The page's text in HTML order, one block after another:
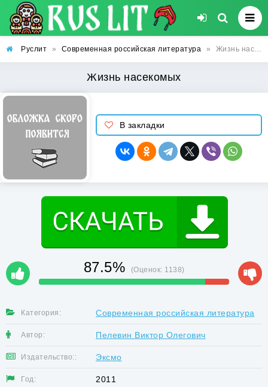
Руслит » Современная российская литература » Жизнь насекомых
Жизнь насекомых
В закладки
87.5% (Оценок: 1138)
Категория: Современная российская литература
Автор: Пелевин Виктор Олегович
Издательство:: Эксмо
Год: 2011